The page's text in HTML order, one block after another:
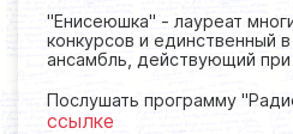
"Енисеюшка" - лауреат
конкурсов и единственный
ансамбль, действующий при
Послушать программу
ссылке